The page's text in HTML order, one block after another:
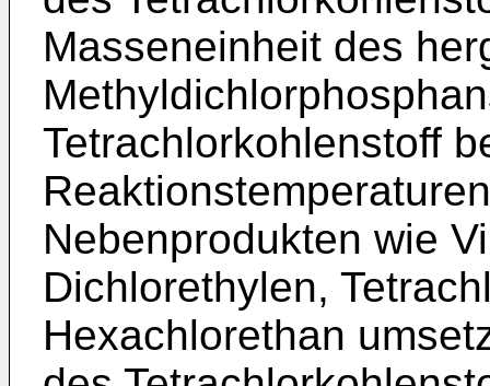
Masseneinheit des
Tetrachlorkohlenstoff
Nebenprodukten wie
Dichlorethylen,
Hexachlorethan